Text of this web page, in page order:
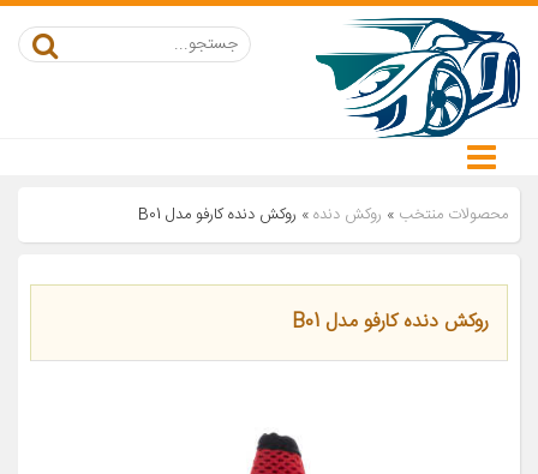
محصولات منتخب » روکش دنده» روکش دنده کارفو مدل B01
روکش دنده کارفو مدل B01